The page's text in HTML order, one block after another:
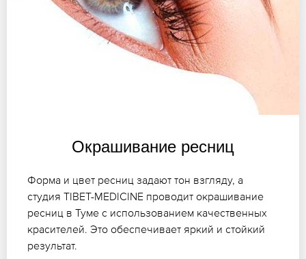
Окрашивание ресниц
Форма и цвет ресниц задают тон взгляду, а
студия TIBET-MEDICINE проводит окрашивание
ресниц в Туме с использованием качественных
красителей. Это обеспечивает яркий и стойкий
результат.